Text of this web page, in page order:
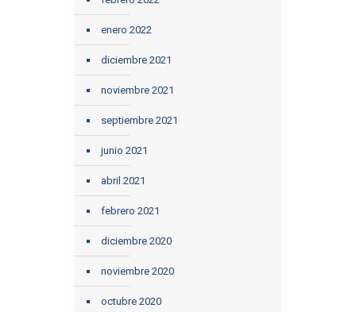
enero 2022
diciembre 2021
noviembre 2021
septiembre 2021
junio 2021
abril 2021
febrero 2021
diciembre 2020
noviembre 2020
octubre 2020